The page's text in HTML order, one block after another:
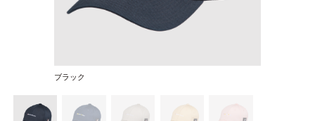
LURE
ONLINE SHOP
OVERSEAS
ブラック